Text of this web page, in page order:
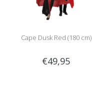
Cape Dusk Red (180 cm)
€49,95